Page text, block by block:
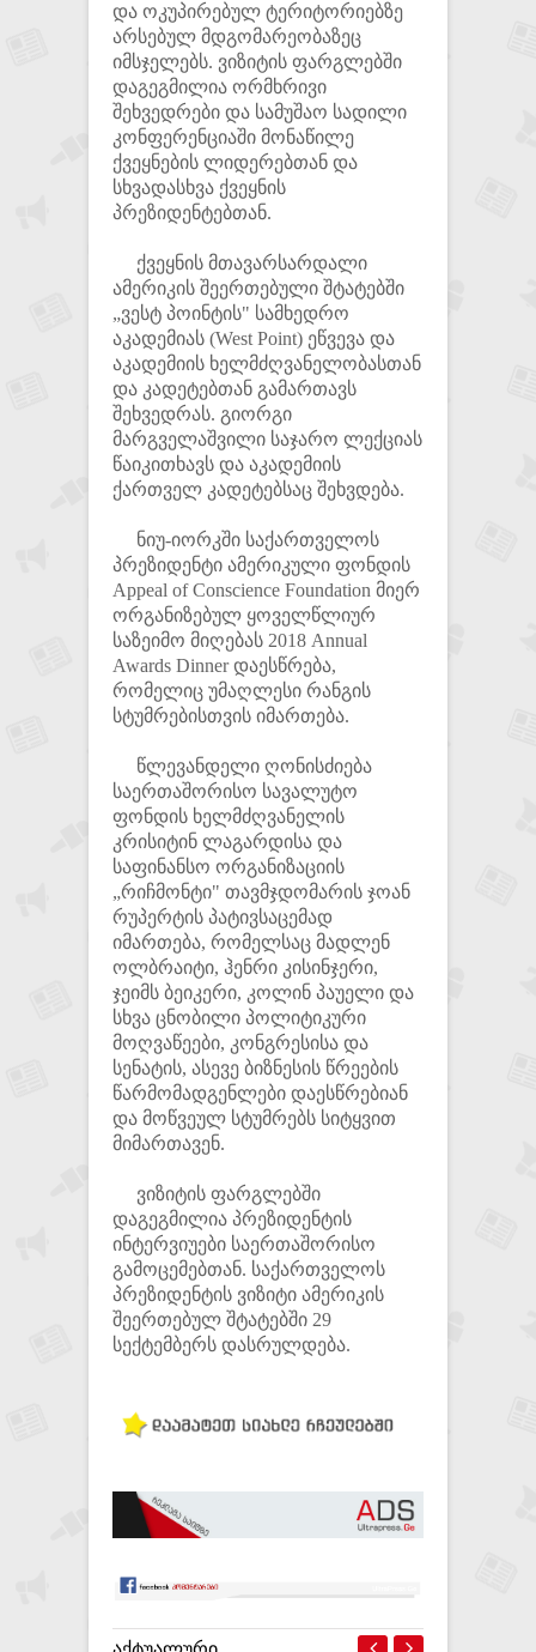
და ოკუპირებულ ტერიტორიებზე
არსებულ მდგომარეობაზეც
იმსჯელებს. ვიზიტის ფარგლებში
დაგეგმილია ორმხრივი
შეხვედრები და სამუშაო სადილი
კონფერენციაში მონაწილე
ქვეყნების ლიდერებთან და
სხვადასხვა ქვეყნის
პრეზიდენტებთან.
ქვეყნის მთავარსარდალი
ამერიკის შეერთებული შტატებში
„ვესტ პოინტის" სამხედრო
აკადემიას (West Point) ეწვევა და
აკადემიის ხელმძღვანელობასთან
და კადეტებთან გამართავს
შეხვედრას. გიორგი
მარგველაშვილი საჯარო ლექციას
წაიკითხავს და აკადემიის
ქართველ კადეტებსაც შეხვდება.
ნიუ-იორკში საქართველოს
პრეზიდენტი ამერიკული ფონდის
Appeal of Conscience Foundation მიერ
ორგანიზებულ ყოველწლიურ
საზეიმო მიღებას 2018 Annual
Awards Dinner დაესწრება,
რომელიც უმაღლესი რანგის
სტუმრებისთვის იმართება.
წლევანდელი ღონისძიება
საერთაშორისო სავალუტო
ფონდის ხელმძღვანელის
კრისიტინ ლაგარდისა და
საფინანსო ორგანიზაციის
„რიჩმონტი" თავმჯდომარის ჯოან
რუპერტის პატივსაცემად
იმართება, რომელსაც მადლენ
ოლბრაიტი, ჰენრი კისინჯერი,
ჯეიმს ბეიკერი, კოლინ პაუელი და
სხვა ცნობილი პოლიტიკური
მოღვაწეები, კონგრესისა და
სენატის, ასევე ბიზნესის წრეების
წარმომადგენლები დაესწრებიან
და მოწვეულ სტუმრებს სიტყვით
მიმართავენ.
ვიზიტის ფარგლებში
დაგეგმილია პრეზიდენტის
ინტერვიუები საერთაშორისო
გამოცემებთან. საქართველოს
პრეზიდენტის ვიზიტი ამერიკის
შეერთებულ შტატებში 29
სექტემბერს დასრულდება.